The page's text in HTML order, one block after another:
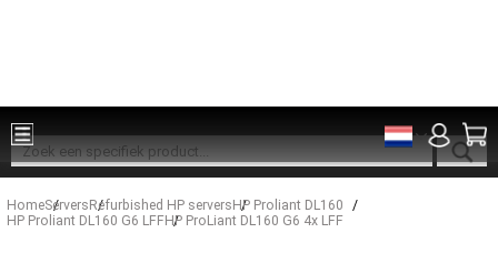
HomeServersRefurbished HP serversHP Proliant DL160
HP Proliant DL160 G6 LFFHP ProLiant DL160 G6 4x LFF